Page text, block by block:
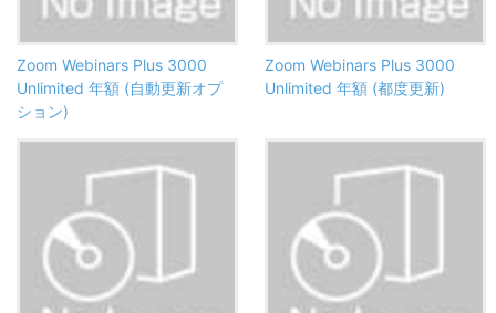
Zoom Webinars Plus 3000
Unlimited 年額 (自動更新オプ
ション)
Zoom Webinars Plus 3000
Unlimited 年額 (都度更新)